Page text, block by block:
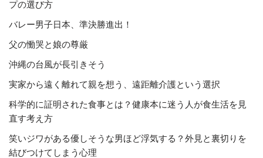
プの選び方
バレー男子日本、準決勝進出！
父の慟哭と娘の尊厳
沖縄の台風が長引きそう
実家から遠く離れて親を想う、遠距離介護という選択
科学的に証明された食事とは？健康本に迷う人が食生活を見
直す考え方
笑いジワがある優しそうな男ほど浮気する？外見と裏切りを
結びつけてしまう心理